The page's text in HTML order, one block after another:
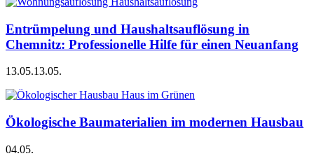
Entrümpelung und Haushaltsauflösung in
Chemnitz: Professionelle Hilfe für einen Neuanfang
13.05.13.05.
Ökologische Baumaterialien im modernen Hausbau
04.05.